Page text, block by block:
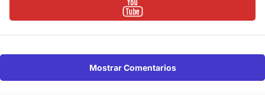
Mostrar Comentarios